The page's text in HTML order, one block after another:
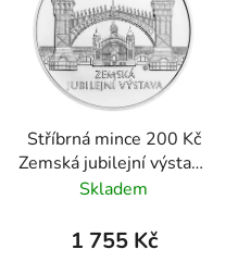
Stříbrná mince 200 Kč
Zemská jubilejní výstava
v Praze 2016 standard
Skladem
1 755 Kč